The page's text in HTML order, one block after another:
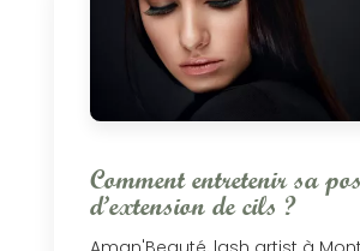
Comment entretenir sa
d’extension de cils ?